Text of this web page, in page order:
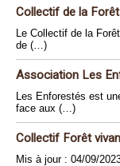
Collectif de la
Le Collectif de la
de (…)
Association Les
Les Enforestés est
face aux (…)
Collectif Forêt
Mis à jour : 04/09/